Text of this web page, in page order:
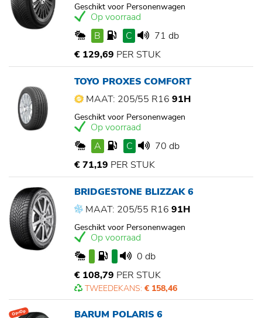
Geschikt voor Personenwagen
Op voorraad
B
C
71 db
€ 129,69 PER STUK
TOYO PROXES COMFORT
MAAT: 205/55 R16 91H
Geschikt voor Personenwagen
Op voorraad
A
C
70 db
€ 71,19 PER STUK
BRIDGESTONE BLIZZAK 6
MAAT: 205/55 R16 91H
Geschikt voor Personenwagen
Op voorraad
0 db
€ 108,79 PER STUK
TWEEDEKANS: € 158,46
Op=Op
BARUM POLARIS 6